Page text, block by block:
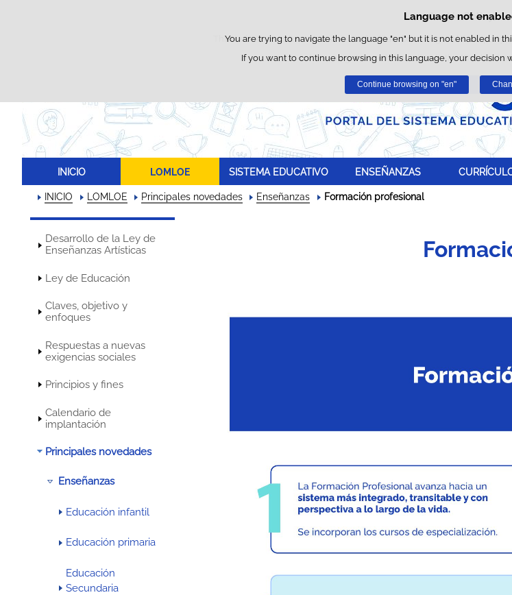
Cookie Policy
This website uses its own cookies to facilitate browsing and third-party
You can get more information in the "Cookies"
Accept Reject
Language not
You are trying to navigate the language "en" but it is not enabled in
If you want to continue browsing in this language, your decision
Continue browsing on "en"
Skip to
INICIO LOMLOE SISTEMA EDUCATIVO ENSEÑANZAS
INICIO LOMLOE Principales novedades Enseñanzas Formación profesional
Desarrollo de la Ley de
Enseñanzas Artísticas
Ley de Educación
Claves, objetivo y
enfoques
Respuestas a nuevas
exigencias sociales
Principios y fines
Calendario de
implantación
Principales novedades
Enseñanzas
Educación infantil
Educación primaria
Educación
Secundaria